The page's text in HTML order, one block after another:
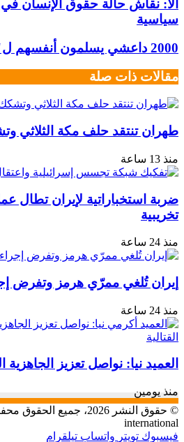
آلا: نقاش حالة حقوق الإنسان
سياسية
2000 داعشي يسلمون أنفسهم ل"قسد"
مقالات ذات صلة
طهران تنتقد حلف مكة الثلاثي
منذ 13 ساعة
ضربة استخباراتية لإيران تطال
تخريبية
منذ 24 ساعة
إيران تُلغي ممرّي هرمز وتفرض
منذ 24 ساعة
العميد نيا: نواصل تعزيز الجاهزية
منذ يومين
© حقوق النشر 2026، جميع الحقوق محفوظة |
international
فيسبوك تويتر واتساب تيلقرام